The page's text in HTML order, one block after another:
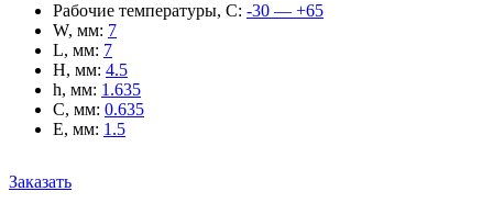
Рабочие температуры, С: -30 — +65
W, мм: 7
L, мм: 7
H, мм: 4.5
h, мм: 1.635
C, мм: 0.635
E, мм: 1.5
Заказать